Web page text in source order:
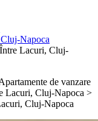
Napoca
Lacuri, Cluj-
de vanzare
Lacuri, Cluj-Napoca >
Cluj-Napoca